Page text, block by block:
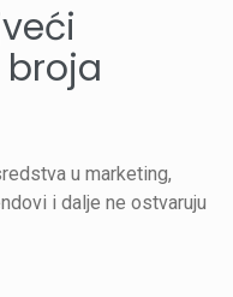
u marketing,
i dalje ne ostvaruju